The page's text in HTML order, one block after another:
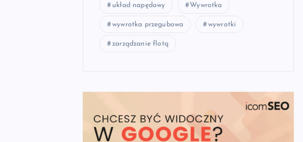
układ napędowy Wywrotka
wywrotka przegubowa wywrotki
zarządzanie flotą